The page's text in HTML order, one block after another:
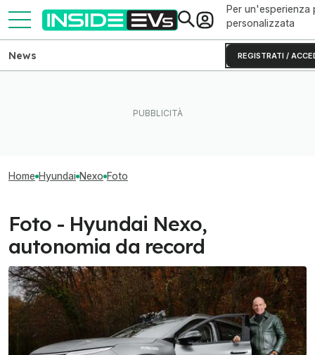
Per un'esperienza
personalizzata
REGISTRATI /
News
Home Hyundai Nexo Foto
Foto - Hyundai Nexo,
autonomia da record